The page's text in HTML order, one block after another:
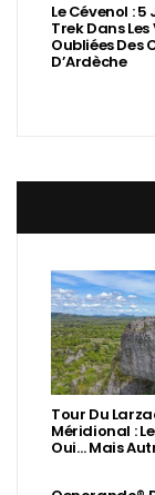
Le Cévenol : 5
Trek Dans
Oubliées Des
D’Ardèche
Tour Du
Méridional :
Oui… Mais